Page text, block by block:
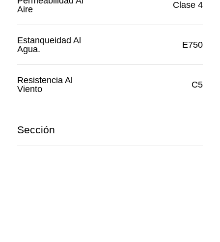
Aire
Clase 4
Estanqueidad Al
Agua.
E750
Resistencia Al
Viento
C5
Sección